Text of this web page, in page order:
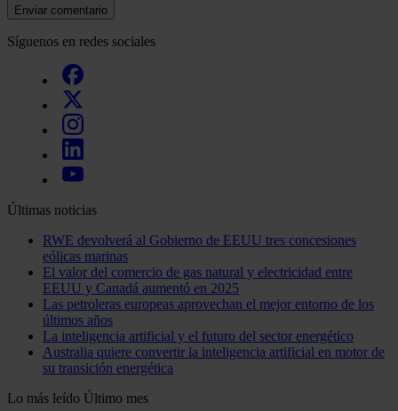
Enviar comentario
Síguenos en redes sociales
Últimas noticias
RWE devolverá al Gobierno de EEUU tres concesiones
eólicas marinas
El valor del comercio de gas natural y electricidad entre
EEUU y Canadá aumentó en 2025
Las petroleras europeas aprovechan el mejor entorno de los
últimos años
La inteligencia artificial y el futuro del sector energético
Australia quiere convertir la inteligencia artificial en motor de
su transición energética
Lo más leído Último mes